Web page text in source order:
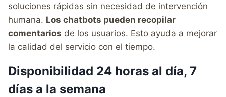
soluciones rápidas sin necesidad de intervención
humana. Los chatbots pueden recopilar
comentarios de los usuarios. Esto ayuda a mejorar
la calidad del servicio con el tiempo.
Disponibilidad 24 horas al día, 7
días a la semana